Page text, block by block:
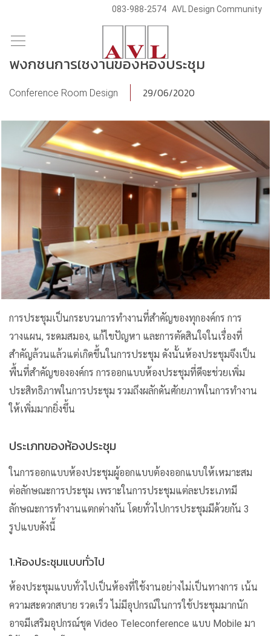
content
083-988-2574 AVL Design Community
ฟังก์ชั่นการใช้งานของห้องประชุม
Conference Room Design 29/06/2020
การประชุมเป็นกระบวนการทำงานที่สำคัญของทุกองค์กร การ
วางแผน, ระดมสมอง, แก้ไขปัญหา และการตัดสินใจในเรื่องที่
สำคัญล้วนแล้วแต่เกิดขึ้นในการประชุม ดังนั้นห้องประชุมจึงเป็น
พื้นที่สำคัญขององค์กร การออกแบบห้องประชุมที่ดีจะช่วยเพิ่ม
ประสิทธิภาพในการประชุม รวมถึงผลักดันศักยภาพในการทำงาน
ให้เพิ่มมากยิ่งขึ้น
ประเภทของห้องประชุม
ในการออกแบบห้องประชุมผู้ออกแบบต้องออกแบบให้เหมาะสม
ต่อลักษณะการประชุม เพราะในการประชุมแต่ละประเภทมี
ลักษณะการทำงานแตกต่างกัน โดยทั่วไปการประชุมมีด้วยกัน 3
รูปแบบดังนี้
1.ห้องประชุมแบบทั่วไป
ห้องประชุมแบบทั่วไปเป็นห้องที่ใช้งานอย่างไม่เป็นทางการ เน้น
ความสะดวกสบาย รวดเร็ว ไม่มีอุปกรณ์ในการใช้ประชุมมากนัก
อาจมีเสริมอุปกรณ์ชุด Video Teleconference แบบ Mobile มา